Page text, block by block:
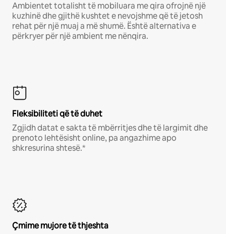
Ambientet totalisht të mobiluara me qira ofrojnë një
kuzhinë dhe gjithë kushtet e nevojshme që të jetosh
rehat për një muaj a më shumë. Është alternativa e
përkryer për një ambient me nënqira.
Fleksibiliteti që të duhet
Zgjidh datat e sakta të mbërritjes dhe të largimit dhe
prenoto lehtësisht online, pa angazhime apo
shkresurina shtesë.*
Çmime mujore të thjeshta